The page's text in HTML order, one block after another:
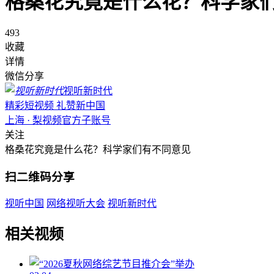
493
收藏
详情
微信分享
视听新时代
精彩短视频 礼赞新中国
上海 · 梨视频官方子账号
关注
格桑花究竟是什么花？科学家们有不同意见
扫二维码分享
视听中国 网络视听大会 视听新时代
相关视频